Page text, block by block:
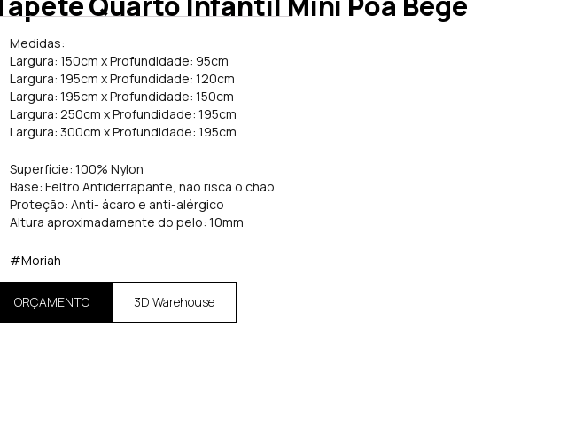
Medidas:
Largura: 150cm x Profundidade: 95cm
Largura: 195cm x Profundidade: 120cm
Largura: 195cm x Profundidade: 150cm
Largura: 250cm x Profundidade: 195cm
Largura: 300cm x Profundidade: 195cm
Superfície: 100% Nylon
Base: Feltro Antiderrapante, não risca o chão
Proteção: Anti- ácaro e anti-alérgico
Altura aproximadamente do pelo: 10mm
#Moriah
ORÇAMENTO 3D Warehouse